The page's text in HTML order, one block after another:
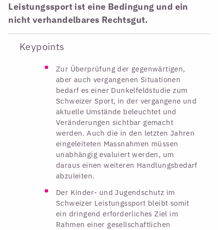
Leistungssport ist eine Bedingung und ein
nicht verhandelbares Rechtsgut.
Keypoints
Zur Überprüfung der gegenwärtigen,
aber auch vergangenen Situationen
bedarf es einer Dunkelfeldstudie zum
Schweizer Sport, in der vergangene und
aktuelle Umstände beleuchtet und
Veränderungen sichtbar gemacht
werden. Auch die in den letzten Jahren
eingeleiteten Massnahmen müssen
unabhängig evaluiert werden, um
daraus einen weiteren Handlungsbedarf
abzuleiten.
Der Kinder- und Jugendschutz im
Schweizer Leistungssport bleibt somit
ein dringend erforderliches Ziel im
Rahmen einer gesellschaftlichen